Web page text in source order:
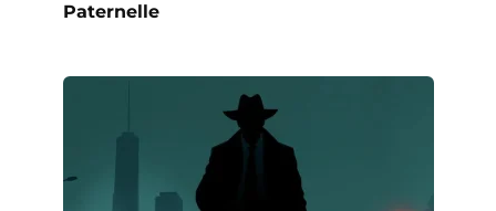
Paternelle